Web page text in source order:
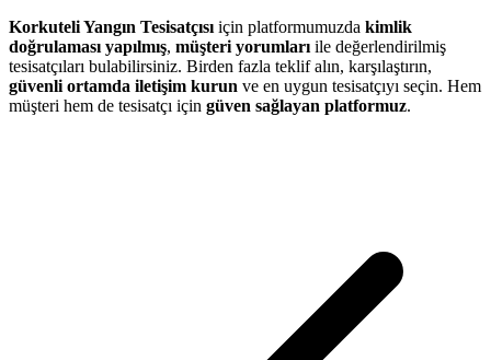
Korkuteli Yangın Tesisatçısı için platformumuzda kimlik
doğrulaması yapılmış, müşteri yorumları ile değerlendirilmiş
tesisatçıları bulabilirsiniz. Birden fazla teklif alın, karşılaştırın,
güvenli ortamda iletişim kurun ve en uygun tesisatçıyı seçin. Hem
müşteri hem de tesisatçı için güven sağlayan platformuz.